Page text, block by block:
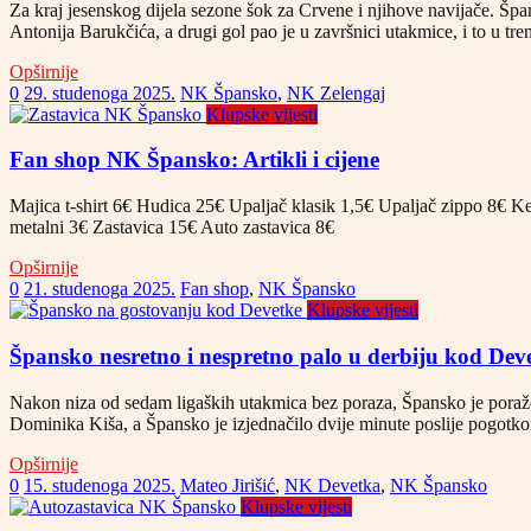
Za kraj jesenskog dijela sezone šok za Crvene i njihove navijače.
Antonija Barukčića, a drugi gol pao je u završnici utakmice, i to u
Opširnije
0 29. studenoga 2025. NK Špansko, NK Zelengaj
Klupske vijesti
Fan shop NK Špansko: Artikli i cijene
Majica t-shirt 6€ Hudica 25€ Upaljač klasik 1,5€ Upaljač zippo 8€
metalni 3€ Zastavica 15€ Auto zastavica 8€
Opširnije
0 21. studenoga 2025. Fan shop, NK Špansko
Klupske vijesti
Špansko nesretno i nespretno palo u derbiju kod
Nakon niza od sedam ligaških utakmica bez poraza, Špansko je
Dominika Kiša, a Špansko je izjednačilo dvije minute poslije
Opširnije
0 15. studenoga 2025. Mateo Jirišić, NK Devetka, NK Špansko
Klupske vijesti